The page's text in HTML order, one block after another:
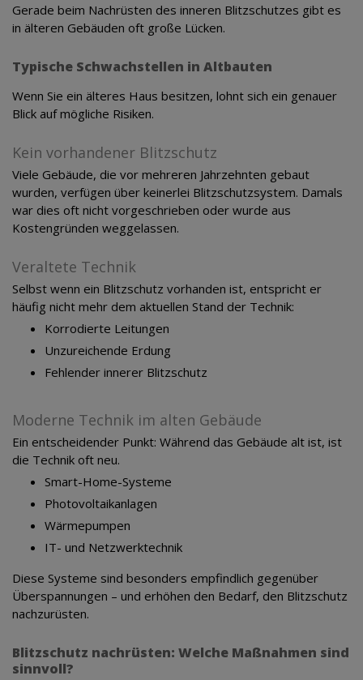
Gerade beim Nachrüsten des inneren Blitzschutzes gibt es
in älteren Gebäuden oft große Lücken.
Typische Schwachstellen in Altbauten
Wenn Sie ein älteres Haus besitzen, lohnt sich ein genauer
Blick auf mögliche Risiken.
Kein vorhandener Blitzschutz
Viele Gebäude, die vor mehreren Jahrzehnten gebaut
wurden, verfügen über keinerlei Blitzschutzsystem. Damals
war dies oft nicht vorgeschrieben oder wurde aus
Kostengründen weggelassen.
Veraltete Technik
Selbst wenn ein Blitzschutz vorhanden ist, entspricht er
häufig nicht mehr dem aktuellen Stand der Technik:
Korrodierte Leitungen
Unzureichende Erdung
Fehlender innerer Blitzschutz
Moderne Technik im alten Gebäude
Ein entscheidender Punkt: Während das Gebäude alt ist, ist
die Technik oft neu.
Smart-Home-Systeme
Photovoltaikanlagen
Wärmepumpen
IT- und Netzwerktechnik
Diese Systeme sind besonders empfindlich gegenüber
Überspannungen – und erhöhen den Bedarf, den Blitzschutz
nachzurüsten.
Blitzschutz nachrüsten: Welche Maßnahmen sind
sinnvoll?